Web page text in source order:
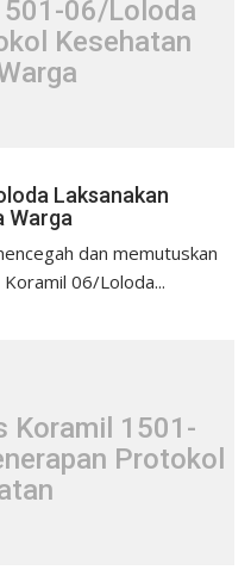
06/Loloda
Kesehatan
Laksanakan
Warga
dan memutuskan
06/Loloda...
Koramil 1501-
Protokol